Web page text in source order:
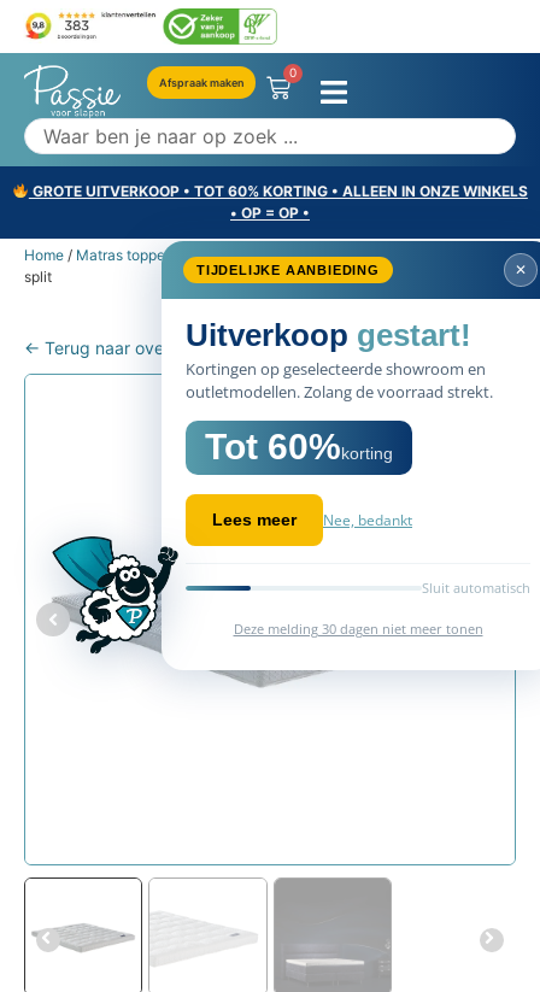
Afspraak maken
0
GROTE UITVERKOOP • TOT 60% KORTING • ALLEEN IN ONZE WINKELS
• OP = OP •
TIJDELIJKE AANBIEDING ✕
Uitverkoop gestart!
Kortingen op geselecteerde showroom en
outletmodellen. Zolang de voorraad strekt.
Tot 60%korting
Lees meer Nee, bedankt
Sluit automatisch
Deze melding 30 dagen niet meer tonen
Home / Matras toppers
/ Pullman Silverline comforttopper Pocket met
split
← Terug naar overzicht